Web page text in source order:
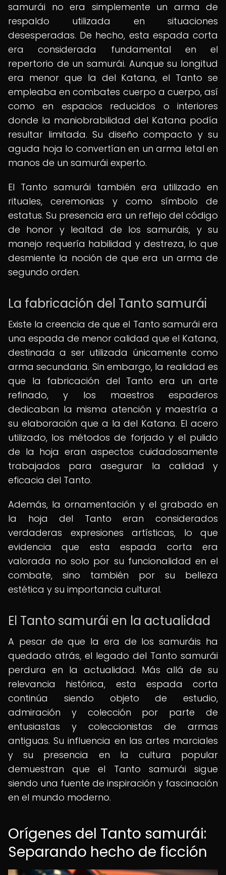
samurái no era simplemente un arma de
respaldo utilizada en situaciones
desesperadas. De hecho, esta espada corta
era considerada fundamental en el
repertorio de un samurái. Aunque su longitud
era menor que la del Katana, el Tanto se
empleaba en combates cuerpo a cuerpo, así
como en espacios reducidos o interiores
donde la maniobrabilidad del Katana podía
resultar limitada. Su diseño compacto y su
aguda hoja lo convertían en un arma letal en
manos de un samurái experto.
El Tanto samurái también era utilizado en
rituales, ceremonias y como símbolo de
estatus. Su presencia era un reflejo del código
de honor y lealtad de los samuráis, y su
manejo requería habilidad y destreza, lo que
desmiente la noción de que era un arma de
segundo orden.
La fabricación del Tanto samurái
Existe la creencia de que el Tanto samurái era
una espada de menor calidad que el Katana,
destinada a ser utilizada únicamente como
arma secundaria. Sin embargo, la realidad es
que la fabricación del Tanto era un arte
refinado, y los maestros espaderos
dedicaban la misma atención y maestría a
su elaboración que a la del Katana. El acero
utilizado, los métodos de forjado y el pulido
de la hoja eran aspectos cuidadosamente
trabajados para asegurar la calidad y
eficacia del Tanto.
Además, la ornamentación y el grabado en
la hoja del Tanto eran considerados
verdaderas expresiones artísticas, lo que
evidencia que esta espada corta era
valorada no solo por su funcionalidad en el
combate, sino también por su belleza
estética y su importancia cultural.
El Tanto samurái en la actualidad
A pesar de que la era de los samuráis ha
quedado atrás, el legado del Tanto samurái
perdura en la actualidad. Más allá de su
relevancia histórica, esta espada corta
continúa siendo objeto de estudio,
admiración y colección por parte de
entusiastas y coleccionistas de armas
antiguas. Su influencia en las artes marciales
y su presencia en la cultura popular
demuestran que el Tanto samurái sigue
siendo una fuente de inspiración y fascinación
en el mundo moderno.
Orígenes del Tanto samurái:
Separando hecho de ficción